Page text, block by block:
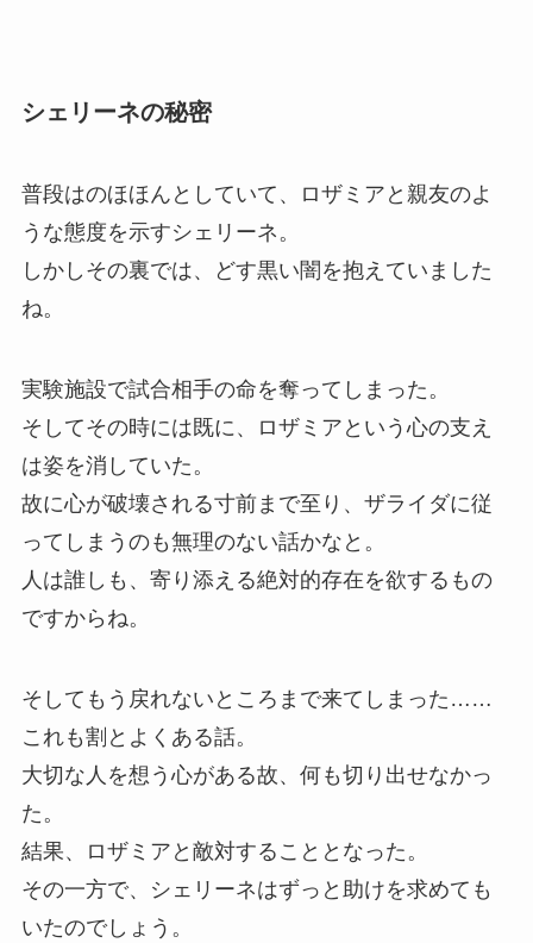
シェリーネの秘密
普段はのほほんとしていて、ロザミアと親友のよ
うな態度を示すシェリーネ。
しかしその裏では、どす黒い闇を抱えていました
ね。
実験施設で試合相手の命を奪ってしまった。
そしてその時には既に、ロザミアという心の支え
は姿を消していた。
故に心が破壊される寸前まで至り、ザライダに従
ってしまうのも無理のない話かなと。
人は誰しも、寄り添える絶対的存在を欲するもの
ですからね。
そしてもう戻れないところまで来てしまった……
これも割とよくある話。
大切な人を想う心がある故、何も切り出せなかっ
た。
結果、ロザミアと敵対することとなった。
その一方で、シェリーネはずっと助けを求めても
いたのでしょう。